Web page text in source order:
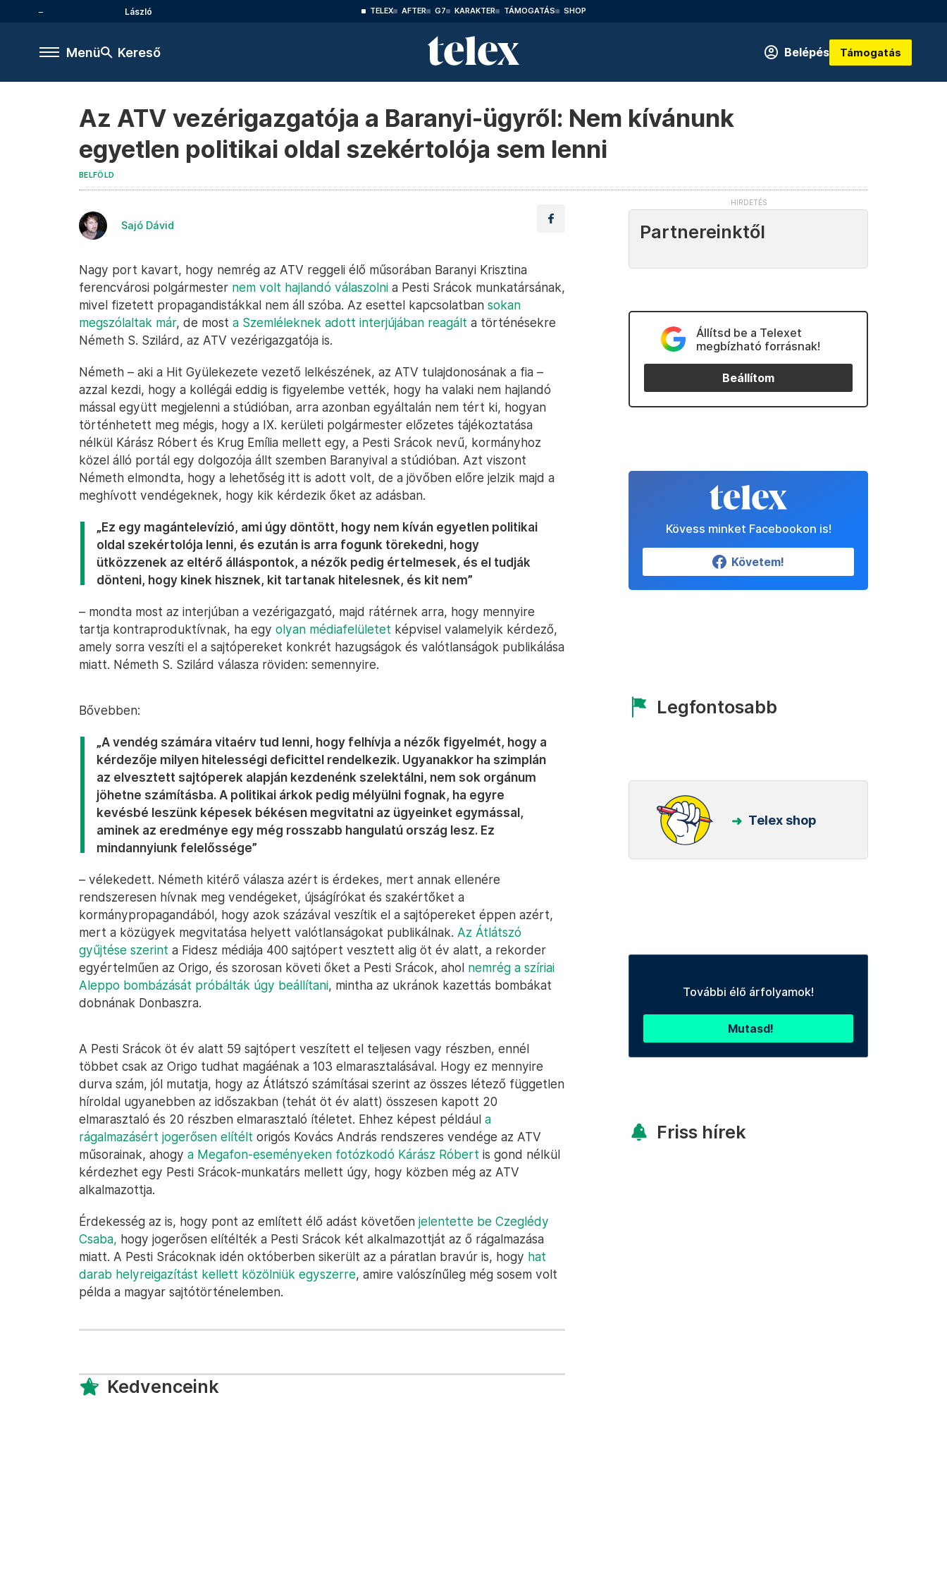
László TELEX AFTER G7 KARAKTER TÁMOGATÁS SHOP
Menü Kereső Belépés Támogatás
Az ATV vezérigazgatója a Baranyi-ügyről: Nem kívánunk
egyetlen politikai oldal szekértolója sem lenni
BELFÖLD
Sajó Dávid
Nagy port kavart, hogy nemrég az ATV reggeli élő műsorában Baranyi Krisztina
ferencvárosi polgármester nem volt hajlandó válaszolni a Pesti Srácok munkatársának,
mivel fizetett propagandistákkal nem áll szóba. Az esettel kapcsolatban sokan
megszólaltak már, de most a Szemléleknek adott interjújában reagált a történésekre
Németh S. Szilárd, az ATV vezérigazgatója is.
Németh – aki a Hit Gyülekezete vezető lelkészének, az ATV tulajdonosának a fia –
azzal kezdi, hogy a kollégái eddig is figyelembe vették, hogy ha valaki nem hajlandó
mással együtt megjelenni a stúdióban, arra azonban egyáltalán nem tért ki, hogyan
történhetett meg mégis, hogy a IX. kerületi polgármester előzetes tájékoztatása
nélkül Kárász Róbert és Krug Emília mellett egy, a Pesti Srácok nevű, kormányhoz
közel álló portál egy dolgozója állt szemben Baranyival a stúdióban. Azt viszont
Németh elmondta, hogy a lehetőség itt is adott volt, de a jövőben előre jelzik majd a
meghívott vendégeknek, hogy kik kérdezik őket az adásban.
„Ez egy magántelevízió, ami úgy döntött, hogy nem kíván egyetlen politikai
oldal szekértolója lenni, és ezután is arra fogunk törekedni, hogy
ütközzenek az eltérő álláspontok, a nézők pedig értelmesek, és el tudják
dönteni, hogy kinek hisznek, kit tartanak hitelesnek, és kit nem”
– mondta most az interjúban a vezérigazgató, majd rátérnek arra, hogy mennyire
tartja kontraproduktívnak, ha egy olyan médiafelületet képvisel valamelyik kérdező,
amely sorra veszíti el a sajtópereket konkrét hazugságok és valótlanságok publikálása
miatt. Németh S. Szilárd válasza röviden: semennyire.
Bővebben:
„A vendég számára vitaérv tud lenni, hogy felhívja a nézők figyelmét, hogy a
kérdezője milyen hitelességi deficittel rendelkezik. Ugyanakkor ha szimplán
az elvesztett sajtóperek alapján kezdenénk szelektálni, nem sok orgánum
jöhetne számításba. A politikai árkok pedig mélyülni fognak, ha egyre
kevésbé leszünk képesek békésen megvitatni az ügyeinket egymással,
aminek az eredménye egy még rosszabb hangulatú ország lesz. Ez
mindannyiunk felelőssége”
– vélekedett. Németh kitérő válasza azért is érdekes, mert annak ellenére
rendszeresen hívnak meg vendégeket, újságírókat és szakértőket a
kormánypropagandából, hogy azok százával veszítik el a sajtópereket éppen azért,
mert a közügyek megvitatása helyett valótlanságokat publikálnak. Az Átlátszó
gyűjtése szerint a Fidesz médiája 400 sajtópert vesztett alig öt év alatt, a rekorder
egyértelműen az Origo, és szorosan követi őket a Pesti Srácok, ahol nemrég a szíriai
Aleppo bombázását próbálták úgy beállítani, mintha az ukránok kazettás bombákat
dobnának Donbaszra.
A Pesti Srácok öt év alatt 59 sajtópert veszített el teljesen vagy részben, ennél
többet csak az Origo tudhat magáénak a 103 elmarasztalásával. Hogy ez mennyire
durva szám, jól mutatja, hogy az Átlátszó számításai szerint az összes létező független
híroldal ugyanebben az időszakban (tehát öt év alatt) összesen kapott 20
elmarasztaló és 20 részben elmarasztaló ítéletet. Ehhez képest például a
rágalmazásért jogerősen elítélt origós Kovács András rendszeres vendége az ATV
műsorainak, ahogy a Megafon-eseményeken fotózkodó Kárász Róbert is gond nélkül
kérdezhet egy Pesti Srácok-munkatárs mellett úgy, hogy közben még az ATV
alkalmazottja.
Érdekesség az is, hogy pont az említett élő adást követően jelentette be Czeglédy
Csaba, hogy jogerősen elítélték a Pesti Srácok két alkalmazottját az ő rágalmazása
miatt. A Pesti Srácoknak idén októberben sikerült az a páratlan bravúr is, hogy hat
darab helyreigazítást kellett közölniük egyszerre, amire valószínűleg még sosem volt
példa a magyar sajtótörténelemben.
Kedvenceink
Partnereinktől
Állítsd be a Telexet
megbízható forrásnak!
Beállítom
Kövess minket Facebookon is!
Követem!
Legfontosabb
Telex shop
További élő árfolyamok!
Mutasd!
Friss hírek